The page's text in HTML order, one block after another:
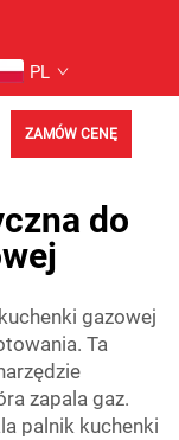
PL
ZAMÓW CENĘ
do
gazowej
Ta
zapala gaz.
palnik kuchenki